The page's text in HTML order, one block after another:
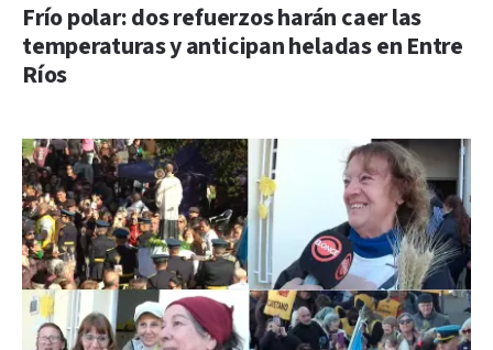
Frío polar: dos refuerzos harán caer las
temperaturas y anticipan heladas en Entre
Ríos